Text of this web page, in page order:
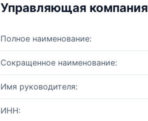
Управляющая компания
Полное наименование:
Сокращенное наименование:
Имя руководителя:
ИНН: